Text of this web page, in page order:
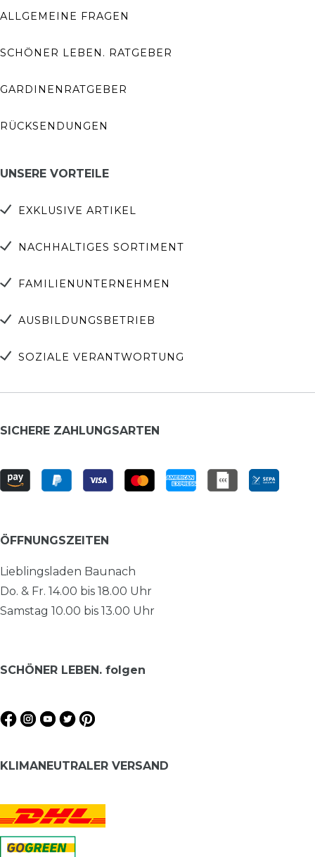
ALLGEMEINE FRAGEN
SCHÖNER LEBEN. RATGEBER
GARDINENRATGEBER
RÜCKSENDUNGEN
UNSERE VORTEILE
EXKLUSIVE ARTIKEL
NACHHALTIGES SORTIMENT
FAMILIENUNTERNEHMEN
AUSBILDUNGSBETRIEB
SOZIALE VERANTWORTUNG
SICHERE ZAHLUNGSARTEN
ÖFFNUNGSZEITEN
Lieblingsladen Baunach
Do. & Fr. 14.00 bis 18.00 Uhr
Samstag 10.00 bis 13.00 Uhr
SCHÖNER LEBEN. folgen
KLIMANEUTRALER VERSAND